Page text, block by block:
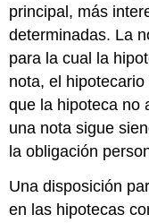
principal, más
determinadas. La
para la cual la
nota, el
que la hipoteca no
una nota sigue
la obligación
Una disposición
en las hipotecas